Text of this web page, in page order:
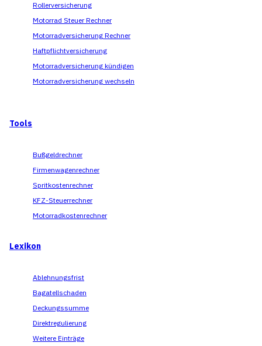
Rollerversicherung
Motorrad Steuer Rechner
Motorradversicherung Rechner
Haftpflichtversicherung
Motorradversicherung kündigen
Motorradversicherung wechseln
Tools
Bußgeldrechner
Firmenwagenrechner
Spritkostenrechner
KFZ-Steuerrechner
Motorradkostenrechner
Lexikon
Ablehnungsfrist
Bagatellschaden
Deckungssumme
Direktregulierung
Weitere Einträge